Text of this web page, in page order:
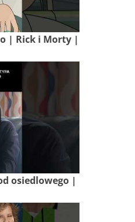
| Rick i Morty |
osiedlowego |